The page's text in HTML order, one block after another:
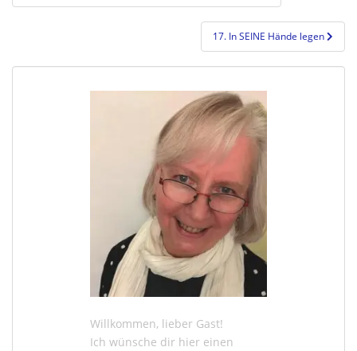
17. In SEINE Hände legen
Willkommen, lieber Gast!
Ich wünsche dir hier einen